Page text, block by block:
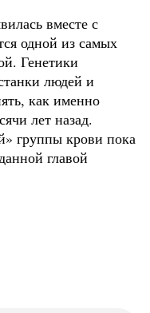
вместе с
одной из самых
Генетики
людей и
как именно
лет назад.
группы крови пока
главой